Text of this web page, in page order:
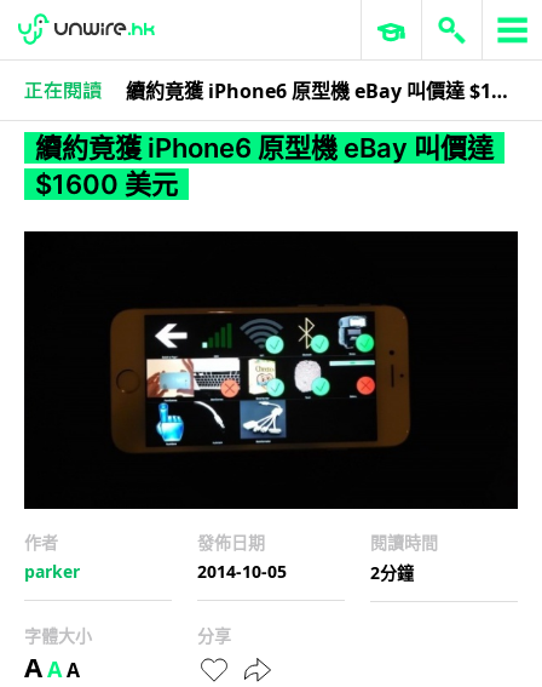
續約竟獲 iPhone6 原型機 eBay 叫價達 $1600 美元
作者忘記分類
續約竟獲 iPhone6 原型機 eBay 叫價達
$1600 美元
作者
parker
發佈日期
2014-10-05
閱讀時間
2分鐘
字體大小
AAA
分享